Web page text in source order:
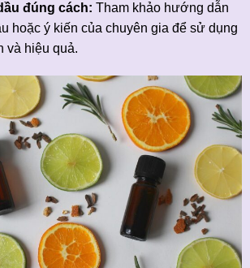
đúng cách: Tham khảo hướng dẫn
hoặc ý kiến của chuyên gia để sử dụng
và hiệu quả.